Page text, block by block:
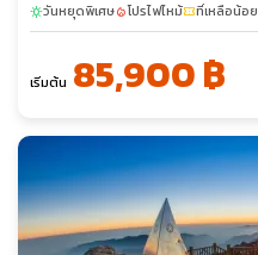
sunnyวันหยุดพิเศษlocal_fire_departmentโปรไฟไหม้confirmation_numberที่เหลือน้อย
เริ่มต้น 85,900 ฿